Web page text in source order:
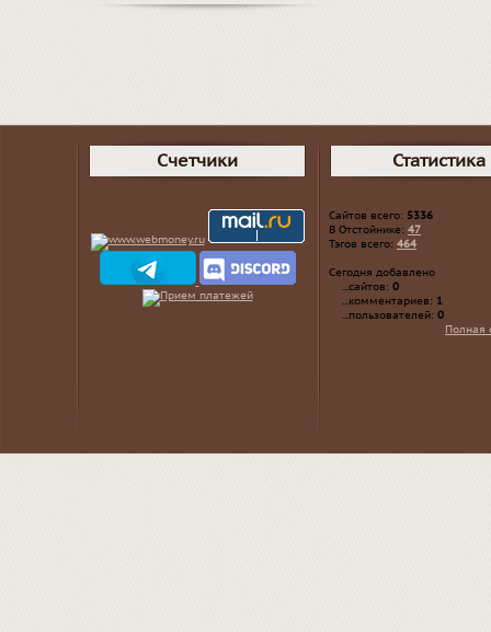
Счетчики Статистика
Сайтов всего: 5336
В Отстойнике: 47
Тэгов всего: 464
Сегодня добавлено
...сайтов: 0
...комментариев: 1
...пользователей: 0
Полная